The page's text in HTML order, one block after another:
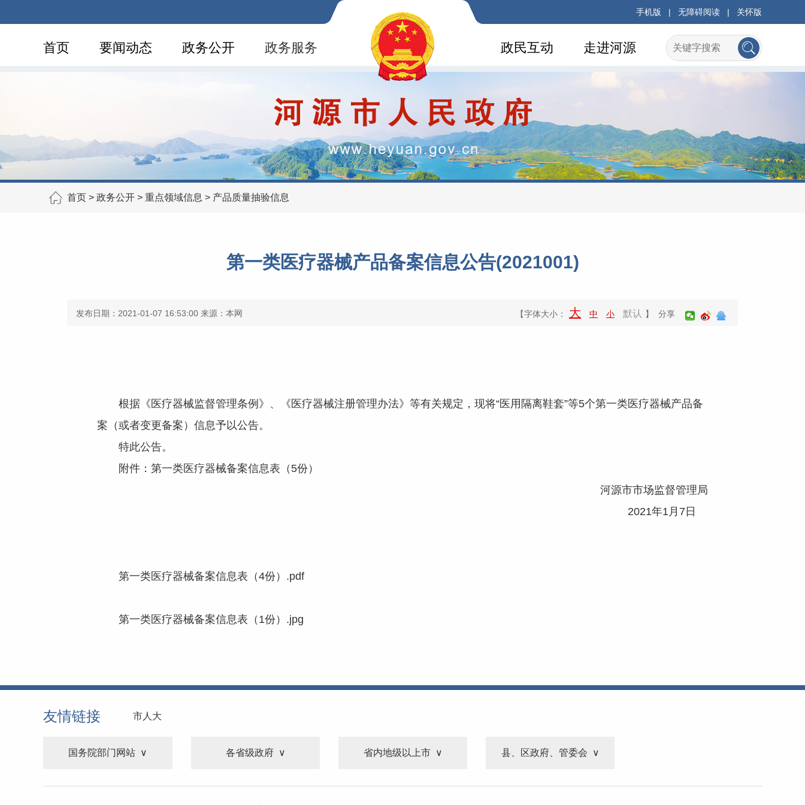
手机版 | 无障碍阅读 | 关怀版
首页 要闻动态 政务公开 政务服务 走进河源
政民互动
首页 > 政务公开 > 重点领域信息 > 产品质量抽验信息
第一类医疗器械产品备案信息公告(2021001)
发布日期：2021-01-07 16:53:00 来源：本网 【字体大小： 大 中 小 默认 】 分享
根据《医疗器械监督管理条例》、《医疗器械注册管理办法》等有关规定，现将“医用隔离鞋套”等5个第一类医疗器械产品备
案（或者变更备案）信息予以公告。
特此公告。
附件：第一类医疗器械备案信息表（5份）
河源市市场监督管理局
2021年1月7日
第一类医疗器械备案信息表（4份）.pdf
第一类医疗器械备案信息表（1份）.jpg
友情链接 市人大
国务院部门网站 各省级政府 省内地级以上市 县、区政府、管委会